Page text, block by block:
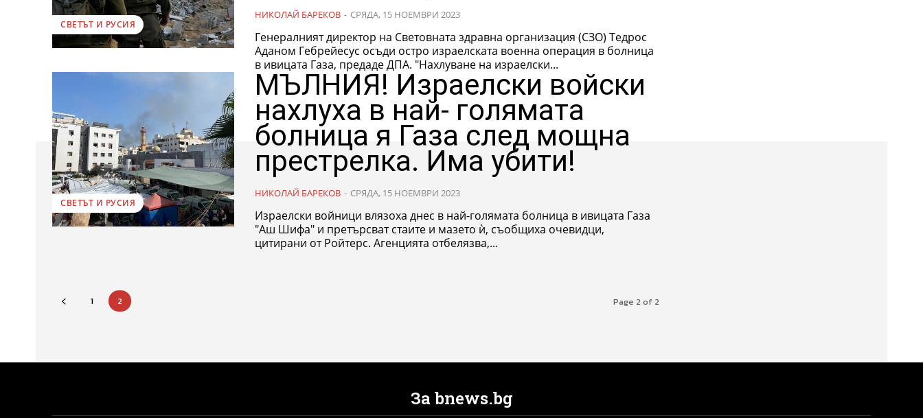
СВЕТЪТ И РУСИЯ
НИКОЛАЙ БАРЕКОВ - СРЯДА, 15 НОЕМВРИ 2023
Генералният директор на Световната здравна организация (СЗО) Тедрос
Аданом Гебрейесус осъди остро израелската военна операция в болница
в ивицата Газа, предаде ДПА. "Нахлуване на израелски...
СВЕТЪТ И РУСИЯ
МЪЛНИЯ! Израелски войски
нахлуха в най- голямата
болница я Газа след мощна
престрелка. Има убити!
НИКОЛАЙ БАРЕКОВ - СРЯДА, 15 НОЕМВРИ 2023
Израелски войници влязоха днес в най-голямата болница в ивицата Газа
"Аш Шифа" и претърсват стаите и мазето ѝ, съобщиха очевидци,
цитирани от Ройтерс. Агенцията отбелязва,...
1 2 Page 2 of 2
За bnews.bg